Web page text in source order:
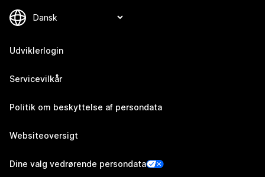
Udviklerlogin
Servicevilkår
Politik om beskyttelse af persondata
Websiteoversigt
Dine valg vedrørende persondata